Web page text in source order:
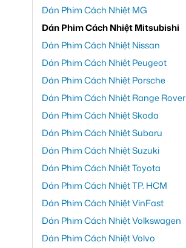
Dán Phim Cách Nhiệt MG
Dán Phim Cách Nhiệt Mitsubishi
Dán Phim Cách Nhiệt Nissan
Dán Phim Cách Nhiệt Peugeot
Dán Phim Cách Nhiệt Porsche
Dán Phim Cách Nhiệt Range Rover
Dán Phim Cách Nhiệt Skoda
Dán Phim Cách Nhiệt Subaru
Dán Phim Cách Nhiệt Suzuki
Dán Phim Cách Nhiệt Toyota
Dán Phim Cách Nhiệt TP. HCM
Dán Phim Cách Nhiệt VinFast
Dán Phim Cách Nhiệt Volkswagen
Dán Phim Cách Nhiệt Volvo